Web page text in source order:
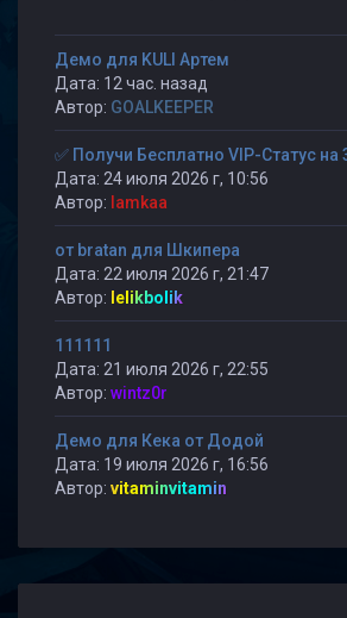
Демо для KULI Артем
Дата: 12 час. назад
Автор: GOALKEEPER
✅ Получи Бесплатно VIP-Статус на
Дата: 24 июля 2026 г, 10:56
Автор: lamkaa
от bratan для Шкипера
Дата: 22 июля 2026 г, 21:47
Автор: lelikbolik
111111
Дата: 21 июля 2026 г, 22:55
Автор: wintz0r
Демо для Кека от Додой
Дата: 19 июля 2026 г, 16:56
Автор: vitaminvitamin